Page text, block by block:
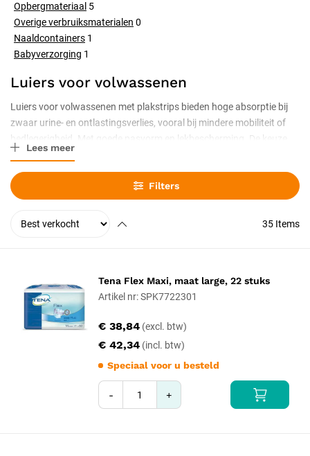
Luiers voor volwassenen
Luiers voor volwassenen met plakstrips bieden hoge absorptie bij
zwaar urine- en ontlastingsverlies, vooral bij mindere mobiliteit of
bedlegerigheid. Met goede pasvorm en lekbescherming. De keuze
hangt af van de maat en het absorptieniveau. Met lekbarrières en
hoge absorptie, in maten op heup- of taille-omvang. Met plakstrips,
ook liggend goed aan te brengen.
Lees meer
Filters
35 Items
Tena Flex Maxi, maat large, 22 stuks
Artikel nr: SPK7722301
€ 42,34
€ 38,84
Speciaal voor u besteld
- +
Opbergmateriaal 5
Overige verbruiksmaterialen 0
Naaldcontainers 1
Babyverzorging 1